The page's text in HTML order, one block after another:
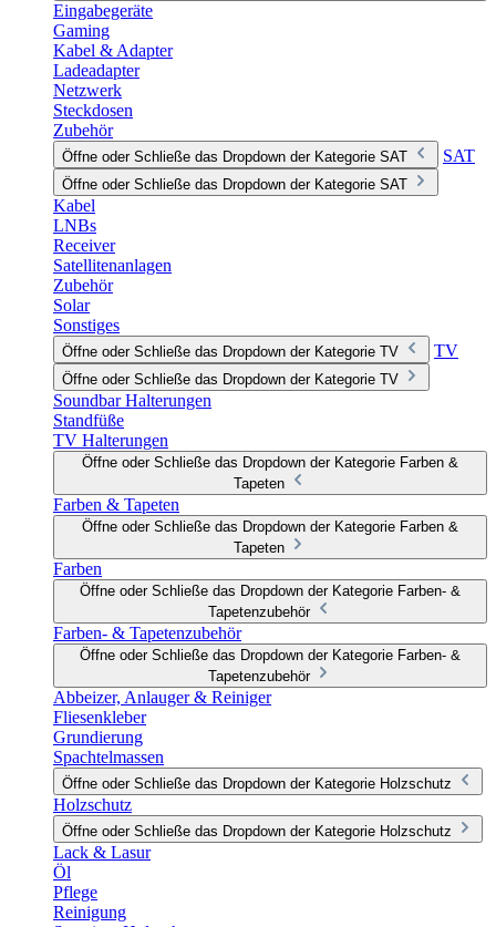
Eingabegeräte
Gaming
Kabel & Adapter
Ladeadapter
Netzwerk
Steckdosen
Zubehör
Öffne oder Schließe das Dropdown der Kategorie SAT SAT
Öffne oder Schließe das Dropdown der Kategorie SAT
Kabel
LNBs
Receiver
Satellitenanlagen
Zubehör
Solar
Sonstiges
Öffne oder Schließe das Dropdown der Kategorie TV TV
Öffne oder Schließe das Dropdown der Kategorie TV
Soundbar Halterungen
Standfüße
TV Halterungen
Öffne oder Schließe das Dropdown der Kategorie Farben &
Tapeten
Farben & Tapeten
Öffne oder Schließe das Dropdown der Kategorie Farben &
Tapeten
Farben
Öffne oder Schließe das Dropdown der Kategorie Farben- &
Tapetenzubehör
Farben- & Tapetenzubehör
Öffne oder Schließe das Dropdown der Kategorie Farben- &
Tapetenzubehör
Abbeizer, Anlauger & Reiniger
Fliesenkleber
Grundierung
Spachtelmassen
Öffne oder Schließe das Dropdown der Kategorie Holzschutz
Holzschutz
Öffne oder Schließe das Dropdown der Kategorie Holzschutz
Lack & Lasur
Öl
Pflege
Reinigung